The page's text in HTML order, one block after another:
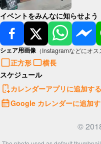
イベントをみんなに知らせよう
シェア用画像 （Instagramなどにオス
正方形
横長
スケジュール
カレンダーアプリに追加する
Google カレンダーに追加
©